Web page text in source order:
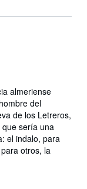
almeriense
del
de los Letreros,
sería una
el indalo, para
otros, la